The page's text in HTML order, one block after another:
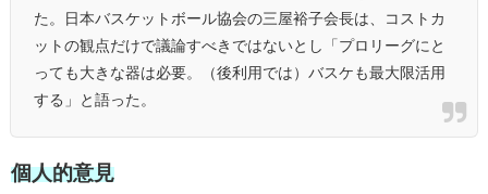
た。日本バスケットボール協会の三屋裕子会長は、コストカ
ットの観点だけで議論すべきではないとし「プロリーグにと
っても大きな器は必要。（後利用では）バスケも最大限活用
する」と語った。
個人的意見